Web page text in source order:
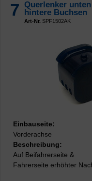
7
Querlenker
hintere Buchsen
Art-Nr. SPF1502AK
Einbauseite:
Vorderachse
Beschreibung:
Auf Beifahrerseite &
Fahrerseite erhöhter